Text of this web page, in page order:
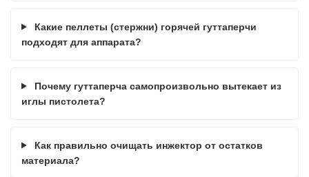
Какие пеллеты (стержни) горячей гуттаперчи
подходят для аппарата?
Почему гуттаперча самопроизвольно вытекает из
иглы пистолета?
Как правильно очищать инжектор от остатков
материала?